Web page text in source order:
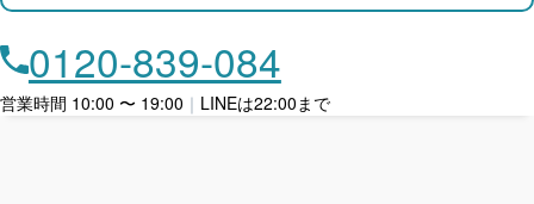
ローン利用
0120-839-084
営業時間 10:00 〜 19:00 ｜ LINEは22:00まで